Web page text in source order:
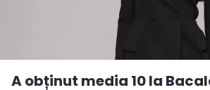
A obținut media 10 la